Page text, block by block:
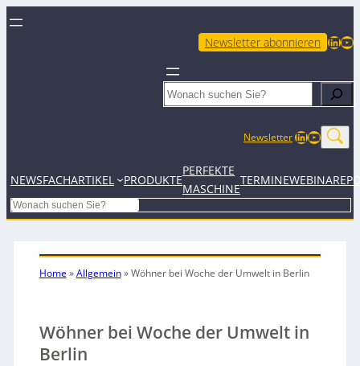
Newsletter abonnieren LinkedIn YouTube
Search
NewsletterLinkedIn
NEWSFACHARTIKEL PRODUKTE
PERFEKTE
MASCHINE
TERMINEWEBINARE
Search
Home »Allgemein»Wöhner bei Woche der Umwelt in Berlin
Wöhner bei Woche der Umwelt in
Berlin